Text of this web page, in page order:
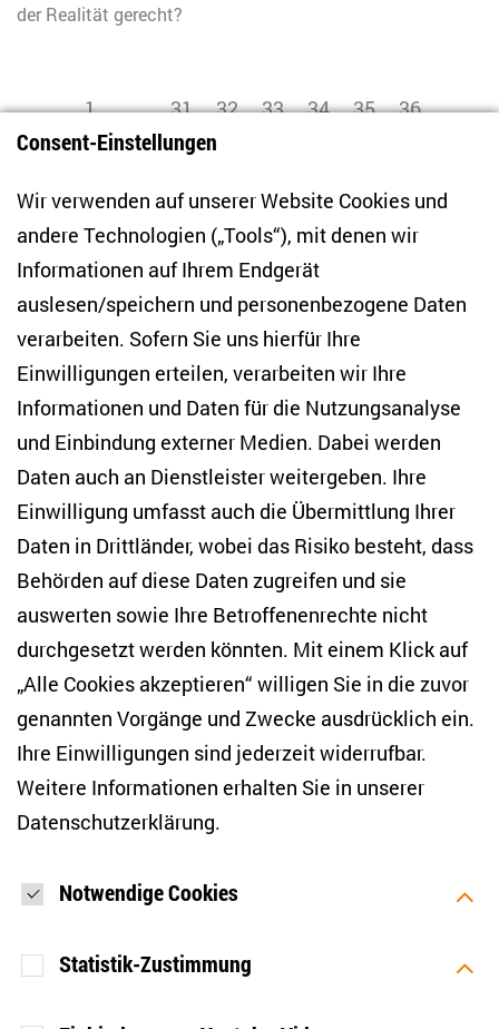
der Realität gerecht?
zurück
1 ... 31 32 33 34 35
36
37
38 39
Zentrum für Osteuropa- und internationale
Studien
Anton-Wilhelm-Amo-Str. 60
10117 Berlin
Tel. +49 (30) 2005949-17
info(at)zois-berlin(dot)de
NEWSLETTER
E-Mail-Adresse eingeben*
Ich möchte regelmäßig über aktuelle Themen,
werden. Ich bin zudem damit einverstanden, dass meine
Interaktionen mit den Newslettern gemessen werden (z. B.
Öffnung der E-Mail, angeklickte Links), sodass das ZOiS den
Newsletter optimieren und weiterhin möglichst relevante
mit Wirkung für die Zukunft widerrufen (Abmeldelink in jeder
von HTML-Inhalten in Ihrem E-Mail-Programm
standardmäßig deaktivieren. Weitere Hinweise zum
Consent-Einstellungen
Wir verwenden auf unserer Website Cookies und
andere Technologien („Tools“), mit denen wir
Informationen auf Ihrem Endgerät
auslesen/speichern und personenbezogene Daten
verarbeiten. Sofern Sie uns hierfür Ihre
Einwilligungen erteilen, verarbeiten wir Ihre
Informationen und Daten für die Nutzungsanalyse
und Einbindung externer Medien. Dabei werden
Daten auch an Dienstleister weitergeben. Ihre
Einwilligung umfasst auch die Übermittlung Ihrer
Daten in Drittländer, wobei das Risiko besteht, dass
Behörden auf diese Daten zugreifen und sie
auswerten sowie Ihre Betroffenenrechte nicht
durchgesetzt werden könnten. Mit einem Klick auf
„Alle Cookies akzeptieren“ willigen Sie in die zuvor
genannten Vorgänge und Zwecke ausdrücklich ein.
Ihre Einwilligungen sind jederzeit widerrufbar.
Weitere Informationen erhalten Sie in unserer
Datenschutzerklärung.
Notwendige Cookies
Statistik-Zustimmung